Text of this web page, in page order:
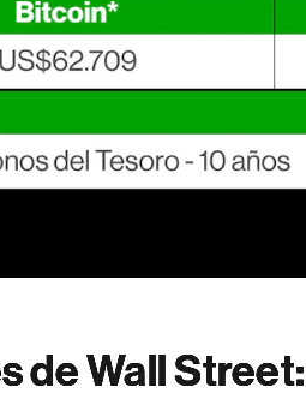
de Wall Street: